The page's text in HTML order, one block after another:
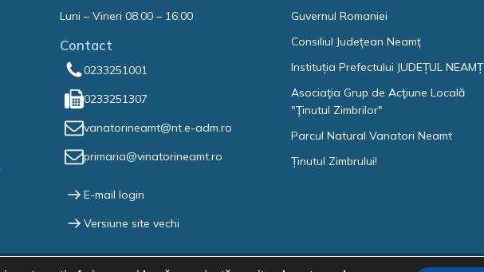
Luni – Vineri 08:00 – 16:00
Contact
0233251001
0233251307
vanatorineamt@nt.e-adm.ro
primaria@vinatorineamt.ro
E-mail login
Versiune site vechi
Guvernul Romaniei
Consiliul Județean Neamț
Instituția Prefectului JUDEȚUL NEAMȚ
Asociaţia Grup de Acţiune Locală
"Ţinutul Zimbrilor"
Parcul Natural Vanatori Neamt
Ținutul Zimbrului!